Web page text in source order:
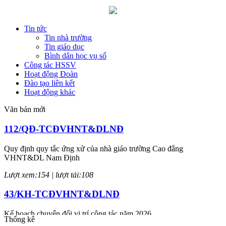
Tin tức
Tin nhà trường
Tin giáo dục
Bình dân học vụ số
Công tác HSSV
Hoạt động Đoàn
Đào tạo liên kết
Hoạt động khác
Văn bản mới
112/QĐ-TCĐVHNT&DLNĐ
Quy định quy tắc ứng xử của nhà giáo trường Cao đẳng
VHNT&DL Nam Định
Lượt xem:154 | lượt tải:108
43/KH-TCĐVHNT&DLNĐ
Kế hoạch chuyển đổi vị trí công tác năm 2026
Thống kê